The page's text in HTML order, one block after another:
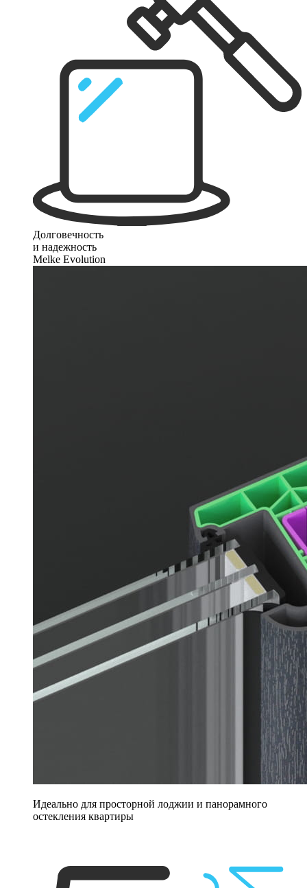
Долговечность
и надежность
Melke Evolution
Идеально для просторной лоджии и панорамного
остекления квартиры